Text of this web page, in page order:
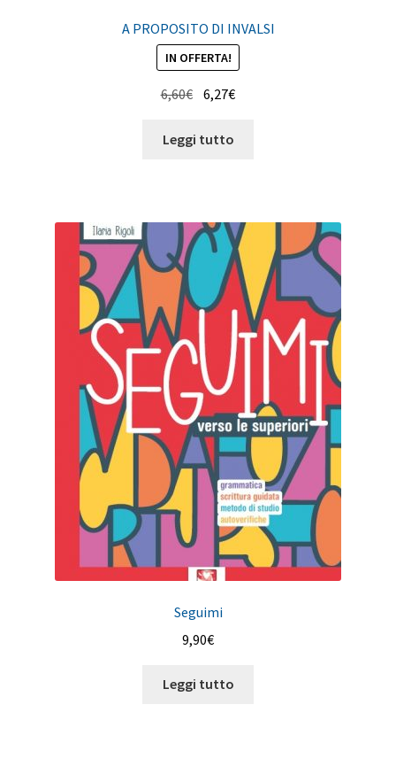
A PROPOSITO DI INVALSI
IN OFFERTA!
6,60€
originale
6,27€Il
Leggi tutto
Seguimi
9,90€
Leggi tutto